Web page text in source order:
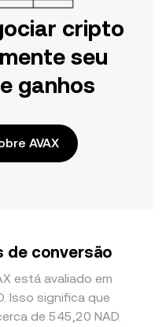
cripto
seu
ganhos
AVAX
de conversão
está avaliado em
Isso significa que
de 545,20 NAD.